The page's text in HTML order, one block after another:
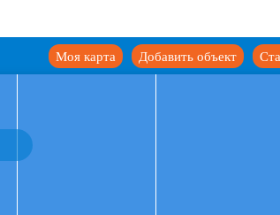
Добавить объект
Моя карта